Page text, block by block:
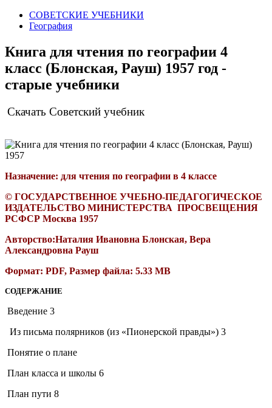
СОВЕТСКИЕ УЧЕБНИКИ
География
Книга для чтения по географии 4
класс (Блонская, Рауш) 1957 год -
старые учебники
Скачать Советский учебник
Назначение: для чтения по географии в 4 классе
© ГОСУДАРСТВЕННОЕ УЧЕБНО-ПЕДАГОГИЧЕСКОЕ
ИЗДАТЕЛЬСТВО МИНИСТЕРСТВА ПРОСВЕЩЕНИЯ
РСФСР Москва 1957
Авторство:Наталия Ивановна Блонская, Вера
Александровна Рауш
Формат: PDF, Размер файла: 5.33 MB
СОДЕРЖАНИЕ
Введение 3
Из письма полярников (из «Пионерской правды») 3
Понятие о плане
План класса и школы 6
План пути 8